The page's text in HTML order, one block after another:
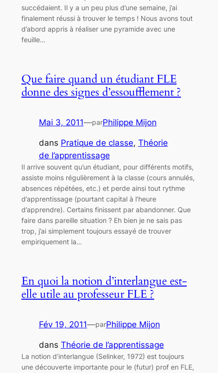
succédaient. Il y a un peu plus d’une semaine, j’ai
finalement réussi à trouver le temps ! Nous avons tout
d’abord appris à réaliser une pyramide avec une
feuille…
Que faire quand un étudiant FLE
donne des signes d’essoufflement ?
Mai 3, 2011—parPhilippe Mijon
dans Pratique de classe, Théorie
de l’apprentissage
Il arrive souvent qu’un étudiant, pour différents motifs,
assiste moins régulièrement à la classe (cours annulés,
absences répétées, etc.) et perde ainsi tout rythme
d’apprentissage (pourtant capital à l’heure
d’apprendre). Certains finissent par abandonner. Que
faire dans pareille situation ? Eh bien je ne sais pas
trop, j’ai simplement toujours essayé de trouver
empiriquement la…
En quoi la notion d’interlangue est-
elle utile au professeur FLE ?
Fév 19, 2011—parPhilippe Mijon
dans Théorie de l’apprentissage
La notion d’interlangue (Selinker, 1972) est toujours
une découverte importante pour le (futur) prof en FLE,